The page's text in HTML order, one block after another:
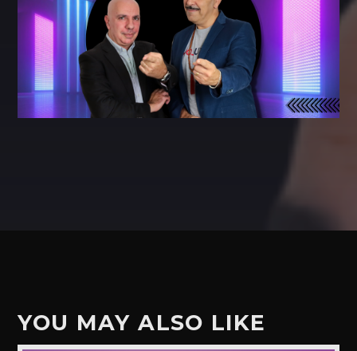
YOU MAY ALSO LIKE